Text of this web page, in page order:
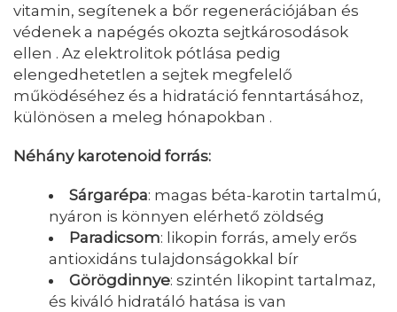
vitamin, segítenek a bőr regenerációjában és
védenek a napégés okozta sejtkárosodások
ellen . Az elektrolitok pótlása pedig
elengedhetetlen a sejtek megfelelő
működéséhez és a hidratáció fenntartásához,
különösen a meleg hónapokban .
Néhány karotenoid forrás:
Sárgarépa: magas béta-karotin tartalmú,
nyáron is könnyen elérhető zöldség
Paradicsom: likopin forrás, amely erős
antioxidáns tulajdonságokkal bír
Görögdinnye: szintén likopint tartalmaz,
és kiváló hidratáló hatása is van